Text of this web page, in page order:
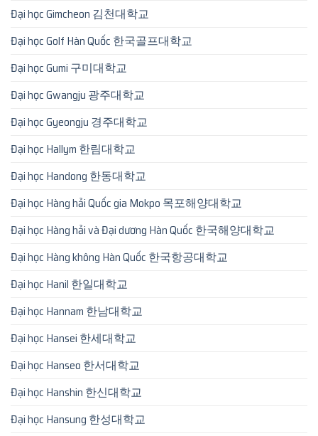
Đại học Gimcheon 김천대학교
Đại học Golf Hàn Quốc 한국골프대학교
Đại học Gumi 구미대학교
Đại học Gwangju 광주대학교
Đại học Gyeongju 경주대학교
Đại học Hallym 한림대학교
Đại học Handong 한동대학교
Đại học Hàng hải Quốc gia Mokpo 목포해양대학교
Đại học Hàng hải và Đại dương Hàn Quốc 한국해양대학교
Đại học Hàng không Hàn Quốc 한국항공대학교
Đại học Hanil 한일대학교
Đại học Hannam 한남대학교
Đại học Hansei 한세대학교
Đại học Hanseo 한서대학교
Đại học Hanshin 한신대학교
Đại học Hansung 한성대학교